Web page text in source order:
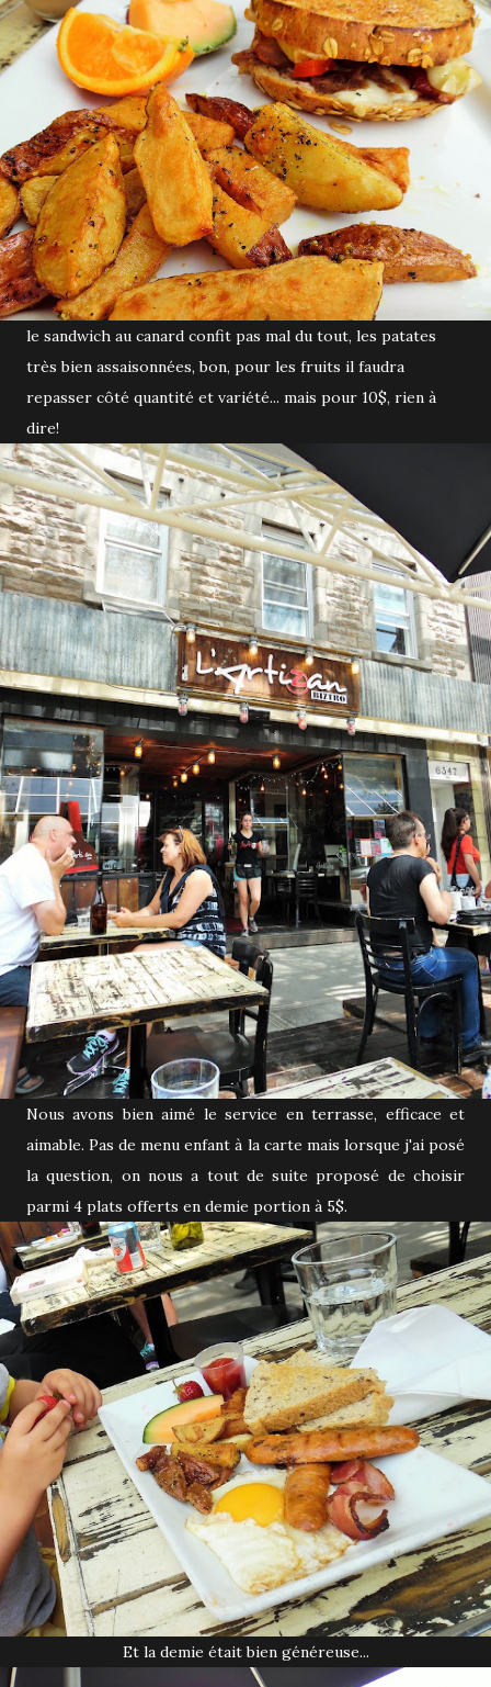
le sandwich au canard confit pas mal du tout, les patates
très bien assaisonnées, bon, pour les fruits il faudra
repasser côté quantité et variété... mais pour 10$, rien à
dire!
Nous avons bien aimé le service en terrasse, efficace et
aimable. Pas de menu enfant à la carte mais lorsque j'ai posé
la question, on nous a tout de suite proposé de choisir
parmi 4 plats offerts en demie portion à 5$.
Et la demie était bien généreuse...